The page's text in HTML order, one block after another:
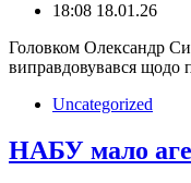
18:08 18.01.26
Головком Олександр
виправдовувався
Uncategorized
НАБУ мало